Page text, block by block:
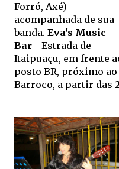
Forró, Axé)
acompanhada de sua
banda. Eva's Music
Bar - Estrada de
Itaipuaçu, em frente
posto BR, próximo ao
Barroco, a partir das